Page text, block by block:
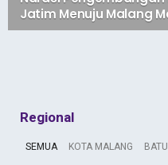
Jatim Menuju Malang
Regional
SEMUA KOTA MALANG BATU